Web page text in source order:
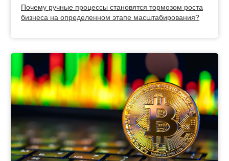
Почему ручные процессы становятся тормозом роста
бизнеса на определенном этапе масштабирования?